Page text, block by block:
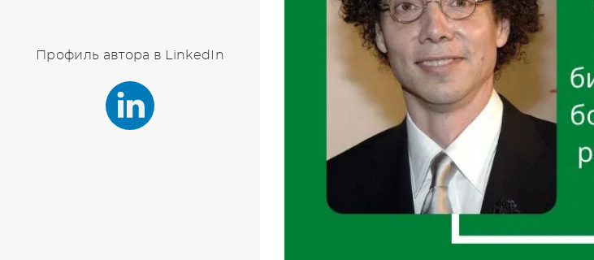
Профиль автора в LinkedIn